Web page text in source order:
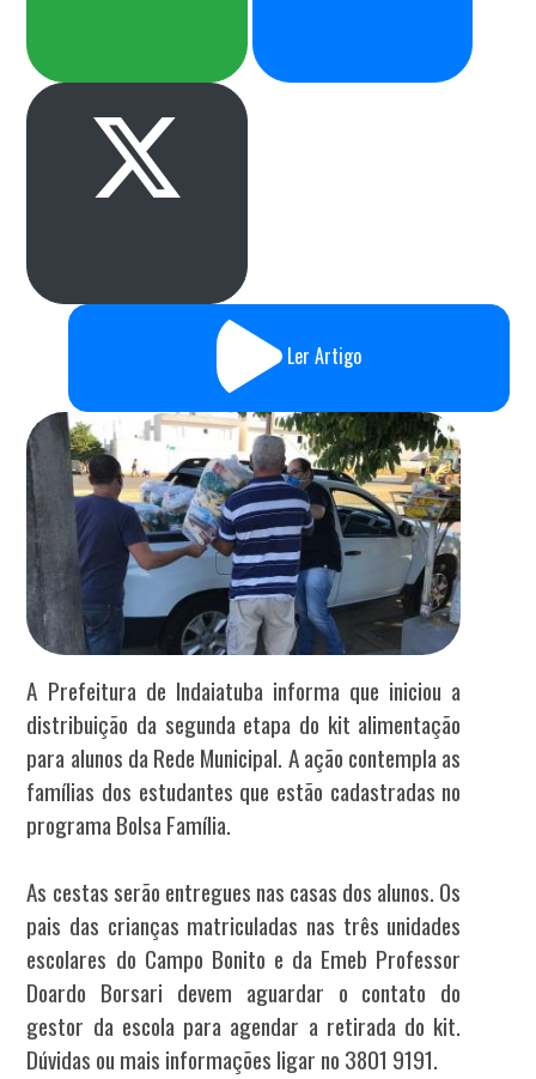
Ler Artigo
A Prefeitura de Indaiatuba informa que iniciou a
distribuição da segunda etapa do kit alimentação
para alunos da Rede Municipal. A ação contempla as
famílias dos estudantes que estão cadastradas no
programa Bolsa Família.
As cestas serão entregues nas casas dos alunos. Os
pais das crianças matriculadas nas três unidades
escolares do Campo Bonito e da Emeb Professor
Doardo Borsari devem aguardar o contato do
gestor da escola para agendar a retirada do kit.
Dúvidas ou mais informações ligar no 3801 9191.